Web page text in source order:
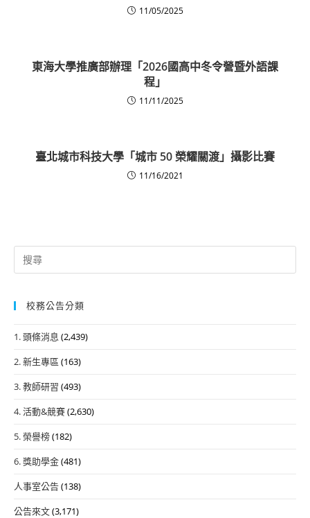
11/05/2025
東海大學推廣部辦理「2026國高中冬令營暨外語課
程」
11/11/2025
臺北城市科技大學「城市 50 榮耀關渡」攝影比賽
11/16/2021
Search
for:
校務公告分類
1. 頭條消息 (2,439)
2. 新生專區 (163)
3. 教師研習 (493)
4. 活動&競賽(2,630)
5. 榮譽榜(182)
6. 獎助學金(481)
人事室公告(138)
公告來文(3,171)